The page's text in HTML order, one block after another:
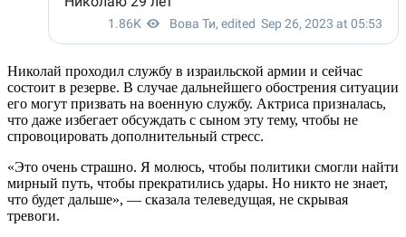
Николай проходил службу в израильской армии и сейчас
состоит в резерве. В случае дальнейшего обострения ситуации
его могут призвать на военную службу. Актриса призналась,
что даже избегает обсуждать с сыном эту тему, чтобы не
спровоцировать дополнительный стресс.
«Это очень страшно. Я молюсь, чтобы политики смогли найти
мирный путь, чтобы прекратились удары. Но никто не знает,
что будет дальше», — сказала телеведущая, не скрывая
тревоги.